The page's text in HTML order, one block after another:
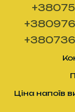
Ціна напоїв